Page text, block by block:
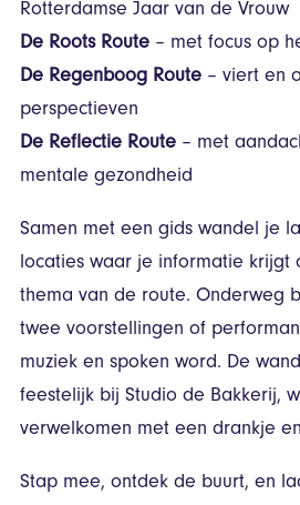
Rotterdamse Jaar van de Vrouw
De Roots Route– met focus op
De Regenboog Route– viert en
perspectieven
De Reflectie Route– met
mentale gezondheid
Samen met een gids wandel je
locaties waar je informatie krijgt
thema van de route. Onderweg
twee voorstellingen of
muziek en spoken word. De
feestelijk bij Studio de Bakkerij,
verwelkomen met een drankje
Stap mee, ontdek de buurt, en